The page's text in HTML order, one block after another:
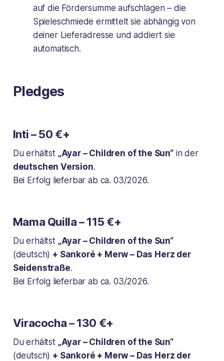
auf die Fördersumme aufschlagen – die
Spieleschmiede ermittelt sie abhängig von
deiner Lieferadresse und addiert sie
automatisch.
Pledges
Inti – 50 €+
Du erhältst „Ayar – Children of the Sun“in der
deutschen Version.
Bei Erfolg lieferbar ab ca. 03/2026.
Mama Quilla – 115 €+
Du erhältst „Ayar – Children of the Sun“
(deutsch) + Sankoré + Merw – Das Herz der
Seidenstraße.
Bei Erfolg lieferbar ab ca. 03/2026.
Viracocha – 130 €+
Du erhältst „Ayar – Children of the Sun“
(deutsch) + Sankoré + Merw – Das Herz der